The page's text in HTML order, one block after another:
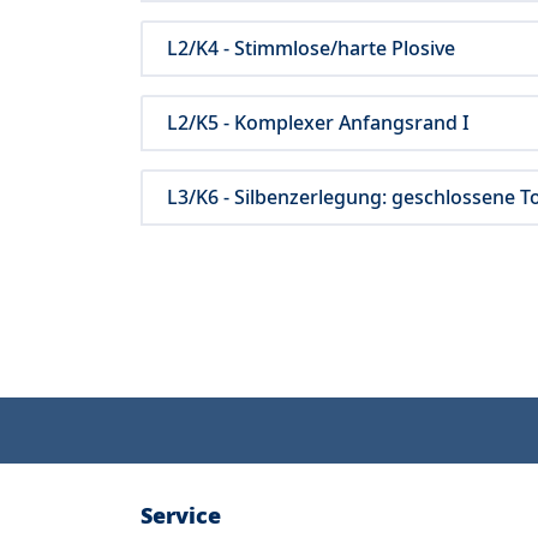
L2/K4 - Stimmlose/harte Plosive
L2/K5 - Komplexer Anfangsrand I
L3/K6 - Silbenzerlegung: geschlossene
Service